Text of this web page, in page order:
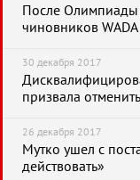
После Олимпиады
чиновников WADA
30 декабря 2017
призвала
26 декабря 2017
Мутко ушел с
действовать»